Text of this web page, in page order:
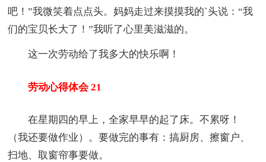
吧！”我微笑着点点头。妈妈走过来摸摸我的`头说：“我
们的宝贝长大了！”我听了心里美滋滋的。
这一次劳动给了我多大的快乐啊！
劳动心得体会 21
在星期四的早上，全家早早的起了床。不累呀！
（我还要做作业）。要做完的事有：搞厨房、擦窗户、
扫地、取窗帘事要做。